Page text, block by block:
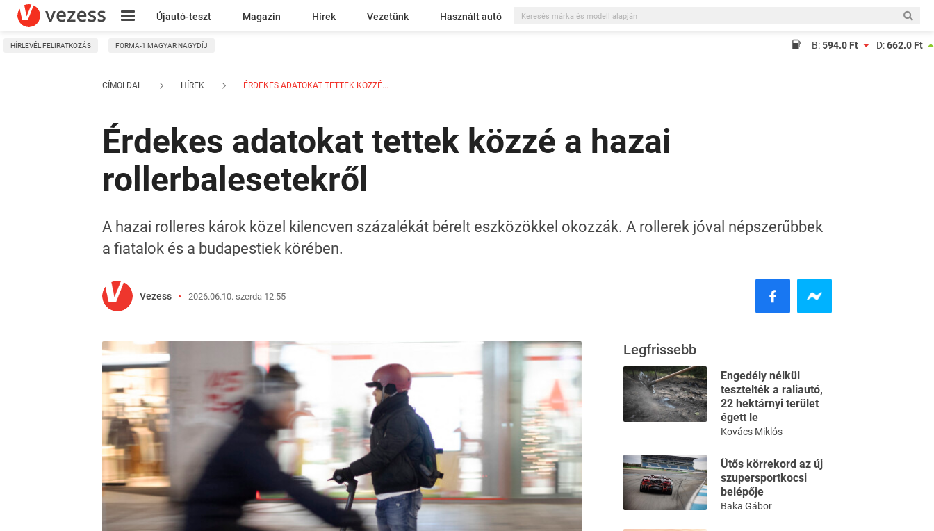
Újautó-teszt Magazin Hírek Vezetünk Használt autó
Kresz
HÍRLEVÉL FELIRATKOZÁS FORMA-1 MAGYAR NAGYDÍJ B:594.0 Ft D:662.0 Ft
CÍMOLDAL HÍREK ÉRDEKES ADATOKAT TETTEK KÖZZÉ...
Érdekes adatokat tettek közzé a hazai
rollerbalesetekről
A hazai rolleres károk közel kilencven százalékát bérelt eszközökkel okozzák. A rollerek jóval népszerűbbek
a fiatalok és a budapestiek körében.
Vezess 2026.06.10. szerda 12:55
Legfrissebb
Engedély nélkül
tesztelték a raliautó,
22 hektárnyi terület
égett le
Kovács Miklós
Ütős körrekord az új
szupersportkocsi
belépője
Baka Gábor